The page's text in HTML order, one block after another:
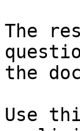
The
the
Use